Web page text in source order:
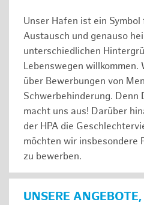
Unser Hafen ist ein
Austausch und genauso
unterschiedlichen
Lebenswegen
über Bewerbungen von
Schwerbehinderung. Denn
macht uns aus! Darüber
der HPA die
möchten wir insbesondere
zu bewerben.
UNSERE